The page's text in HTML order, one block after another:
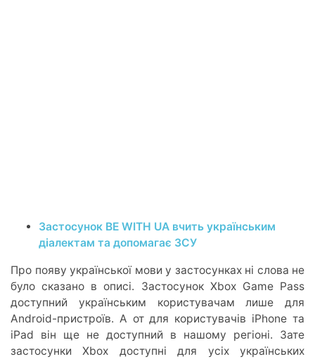
Застосунок BE WITH UA вчить українським
діалектам та допомагає ЗСУ
Про появу української мови у застосунках ні слова не
було сказано в описі. Застосунок Xbox Game Pass
доступний українським користувачам лише для
Android-пристроїв. А от для користувачів iPhone та
iPad він ще не доступний в нашому регіоні. Зате
застосунки Xbox доступні для усіх українських